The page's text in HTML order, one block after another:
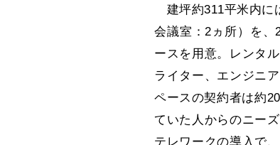
建坪約311平米内に
会議室：2ヵ所）を
ースを用意。レンタ
ライター、エンジニ
ペースの契約者は約
ていた人からのニー
テレワークの導入で